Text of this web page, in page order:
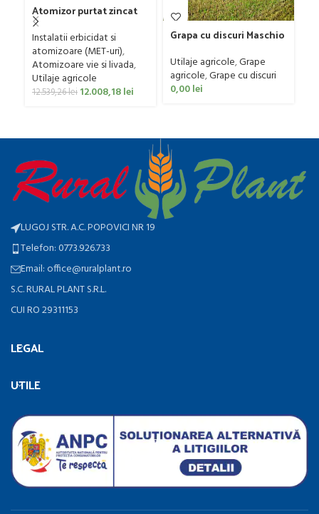
Atomizor purtat zincat
pentru vie si livada
Bufer, model Ronda,
400 litri
Instalatii erbicidat si
atomizoare (MET-uri),
Atomizoare vie si livada,
Utilaje agricole
12.539,26lei 12.008,18lei
Grapa cu discuri Maschio
Utilaje agricole,Grape
agricole,Grape cu discuri
0,00lei
LUGOJ STR. A.C. POPOVICI NR 19
Telefon: 0773.926.733
Email: office@ruralplant.ro
S.C. RURAL PLANT S.R.L.
CUI RO 29311153
LEGAL
UTILE